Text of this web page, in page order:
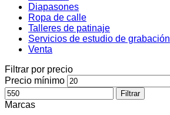
Diapasones
Ropa de calle
Talleres de patinaje
Servicios de estudio de grabación
Venta
Filtrar por precio
Precio mínimo
Filtrar
Marcas